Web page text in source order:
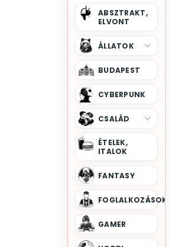
Anime
Arcane
Archive 81
Az Igazság Ligája
Az Oroszlánkirály
Barbenheimer
Barbie
Birmingham Bandája
Black Adam
Bolondos Dallamok
Bosszúállók
Breaking Bad
Bridgerton Család
Bud Spencer
Cobra Kai
Colombo
Csillagkapu
ABSZTRAKT,
ELVONT
ÁLLATOK
BUDAPEST
CYBERPUNK
CSALÁD
ÉTELEK,
ITALOK
FANTASY
FOGLALKOZÁSOK
GAMER